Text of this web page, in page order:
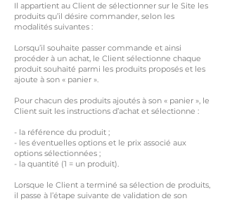
Il appartient au Client de sélectionner sur le Site les
produits qu’il désire commander, selon les
modalités suivantes :
Lorsqu’il souhaite passer commande et ainsi
procéder à un achat, le Client sélectionne chaque
produit souhaité parmi les produits proposés et les
ajoute à son « panier ».
Pour chacun des produits ajoutés à son « panier », le
Client suit les instructions d’achat et sélectionne :
- la référence du produit ;
- les éventuelles options et le prix associé aux
options sélectionnées ;
- la quantité (1 = un produit).
Lorsque le Client a terminé sa sélection de produits,
il passe à l’étape suivante de validation de son